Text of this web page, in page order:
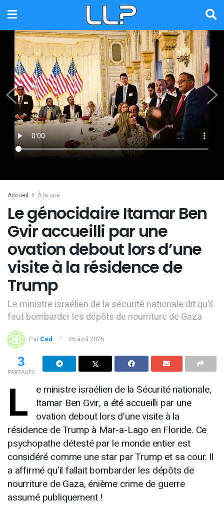
Accueil À la une
Le génocidaire Itamar Ben
Gvir accueilli par une
ovation debout lors d’une
visite à la résidence de
Trump
Le ministre israélien de la sécurité nationale dit qu’il
faut bombarder les dépôts de nourriture de Gaza
Par Ced 26 avril 2025
3
PARTAGES
L
e ministre israélien de la Sécurité nationale,
Itamar Ben Gvir, a été accueilli par une
ovation debout lors d’une visite à la
résidence de Trump à Mar-a-Lago en Floride. Ce
psychopathe détesté par le monde entier est
considéré comme une star par Trump et sa cour. Il
a affirmé qu’il fallait bombarder les dépôts de
nourriture de Gaza, énième crime de guerre
assumé publiquement !